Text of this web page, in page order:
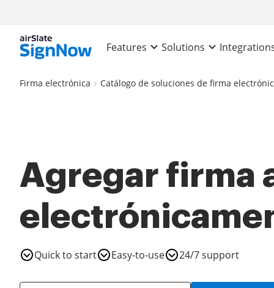
Features Solutions
Firma electrónica Catálogo de soluciones de firma
Agregar firma
Quick to start Easy-to-use 24/7 support